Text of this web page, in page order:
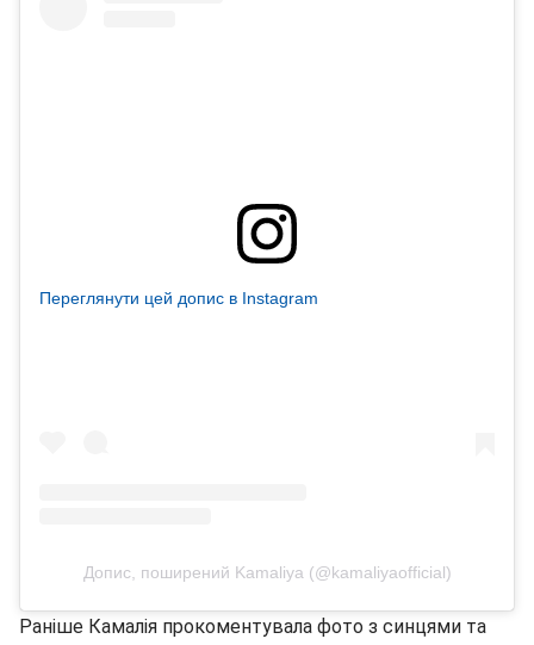
Переглянути цей допис в Instagram
Допис, поширений Kamaliya (@kamaliyaofficial)
Раніше Камалія прокоментувала фото з синцями та